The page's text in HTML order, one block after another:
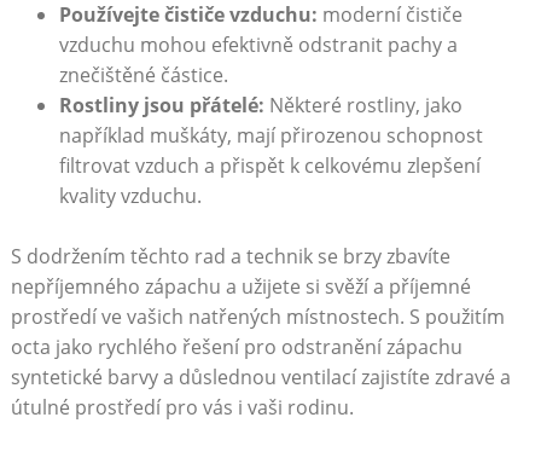
Používejte čističe⁤ vzduchu: ​moderní čističe
vzduchu mohou efektivně ‌odstranit pachy a
znečištěné částice.
Rostliny ‍jsou ⁤přátelé: Některé⁢ rostliny, jako
například ⁢muškáty, mají přirozenou schopnost
filtrovat vzduch a přispět k ‍celkovému zlepšení
kvality vzduchu.
S‍ dodržením těchto rad a​ technik se⁢ brzy ‌zbavíte
nepříjemného zápachu a užijete si​ svěží a příjemné
prostředí‍ ve vašich⁤ natřených ⁣místnostech. S ‌použitím
‍octa jako rychlého​ řešení pro odstranění zápachu
syntetické barvy a důslednou⁤ ventilací zajistíte zdravé a
útulné prostředí pro vás i ‌vaši rodinu.